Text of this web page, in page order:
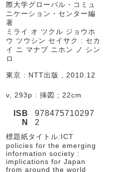
際大学グローバル・コミュ
ニケーション・センター編
著
ミライ オ ツクル ジョウホ
ウ ツウシン セイサク : セカ
イ ニ マナブ ニホン ノ シン
ロ
東京 : NTT出版 , 2010.12
v, 293p : 挿図 ; 22cm
ISB
N
978475710297
2
標題紙タイトル:ICT
policies for the emerging
information society :
implications for Japan
from around the world